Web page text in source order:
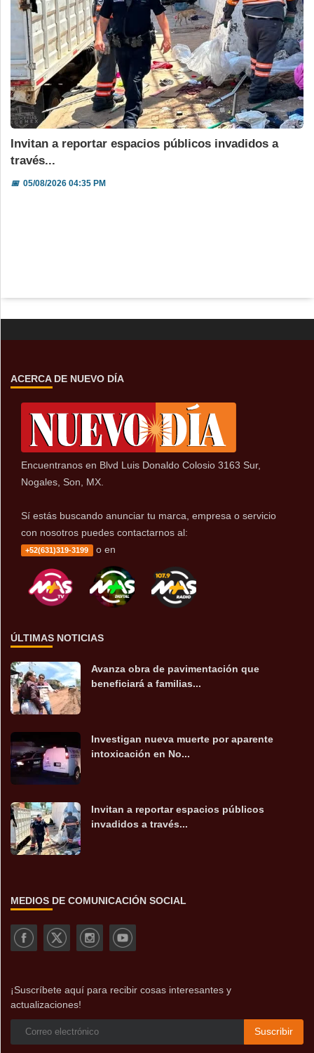
Invitan a reportar espacios públicos invadidos a
través...
📅05/08/2026 04:35 PM
ACERCA DE NUEVO DÍA
Encuentranos en Blvd Luis Donaldo Colosio 3163 Sur,
Nogales, Son, MX.
Sí estás buscando anunciar tu marca, empresa o servicio
con nosotros puedes contactarnos al:
+52(631)319-3199 o en
ÚLTIMAS NOTICIAS
Avanza obra de pavimentación que
beneficiará a familias...
Investigan nueva muerte por aparente
intoxicación en No...
Invitan a reportar espacios públicos
invadidos a través...
MEDIOS DE COMUNICACIÓN SOCIAL
¡Suscríbete aquí para recibir cosas interesantes y
actualizaciones!
Suscribir